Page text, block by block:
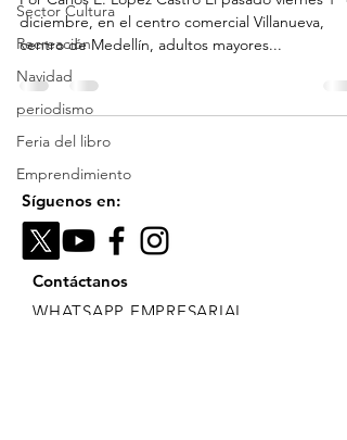
Sector Cultura
Recreación
Navidad
periodismo
Feria del libro
Emprendimiento
diciembre, en el centro comercial Villanueva,
centro de Medellín, adultos mayores...
Síguenos en:
Contáctanos
WHATSAPP EMPRESARIAL